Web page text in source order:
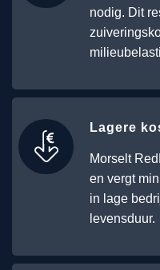
nodig. Dit
Lagere
Morselt
en vergt
in lage
levensduur.